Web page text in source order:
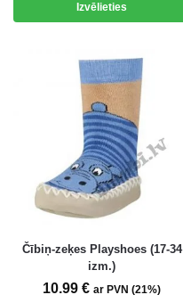
Izvēlieties
Čībiņ-zeķes Playshoes (17-34
izm.)
10.99 € ar PVN (21%)